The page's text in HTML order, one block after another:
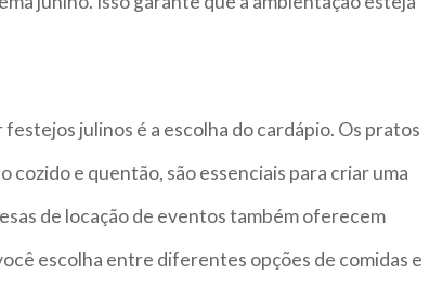
julinos é a escolha do cardápio. Os pratos
cozido e quentão, são essenciais para criar uma
de locação de eventos também oferecem
escolha entre diferentes opções de comidas e